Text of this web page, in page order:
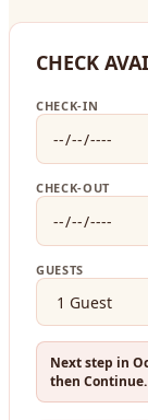
CHECK
CHECK-IN
CHECK-OUT
GUESTS
Next step in
then Continue.